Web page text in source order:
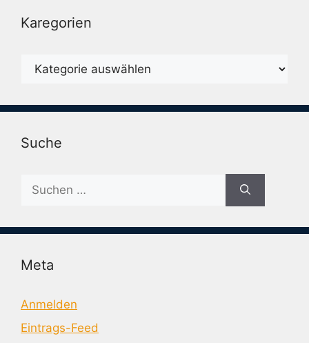
Karegorien
Karegorien
Suche
Suche
nach:
Meta
Anmelden
Eintrags-Feed